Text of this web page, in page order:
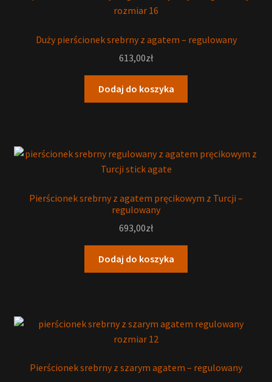
Duży pierścionek srebrny z agatem – regulowany
613,00zł
Dodaj do koszyka
Pierścionek srebrny z agatem pręcikowym z Turcji –
regulowany
693,00zł
Dodaj do koszyka
Pierścionek srebrny z szarym agatem – regulowany